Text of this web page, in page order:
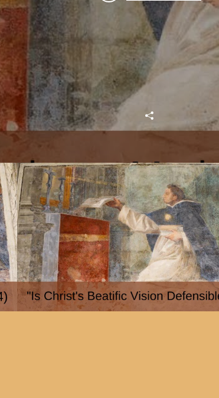
Is Christ's Beatific Vision Defensible
Francis Gaine, Aquinas on Christ
Reproducir video